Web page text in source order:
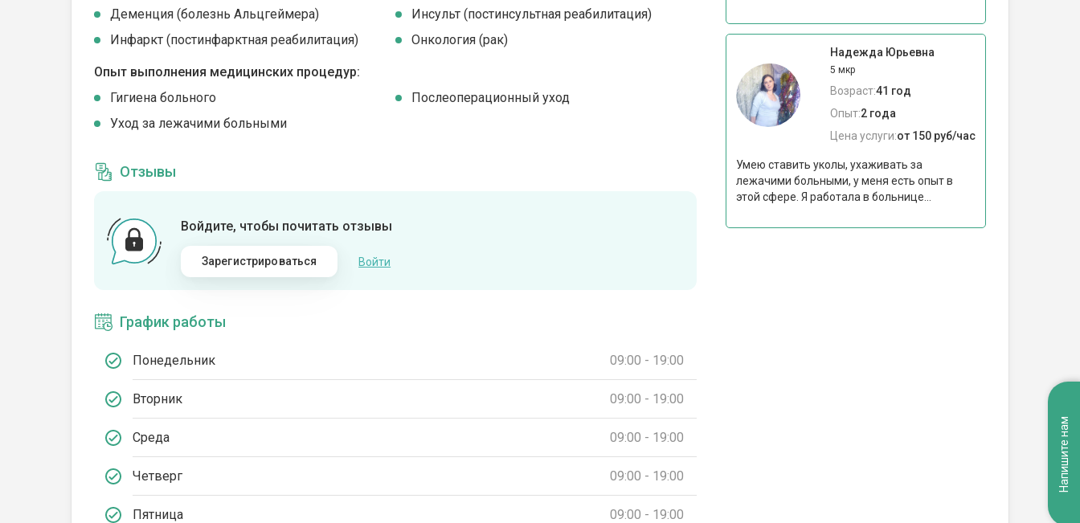
Деменция (болезнь Альцгеймера)
Инсульт (постинсультная реабилитация)
Инфаркт (постинфарктная реабилитация)
Онкология (рак)
Опыт выполнения медицинских процедур:
Гигиена больного
Послеоперационный уход
Уход за лежачими больными
Отзывы
Войдите, чтобы почитать отзывы
Зарегистрироваться Войти
График работы
Понедельник 09:00 - 19:00
Вторник 09:00 - 19:00
Среда 09:00 - 19:00
Четверг 09:00 - 19:00
Пятница 09:00 - 19:00
Надежда Юрьевна
5 мкр
Возраст:41 год
Опыт:2 года
Цена услуги:от 150 руб/час
Умею ставить уколы, ухаживать за
лежачими больными, у меня есть опыт в
этой сфере. Я работала в больнице...
Напишите нам